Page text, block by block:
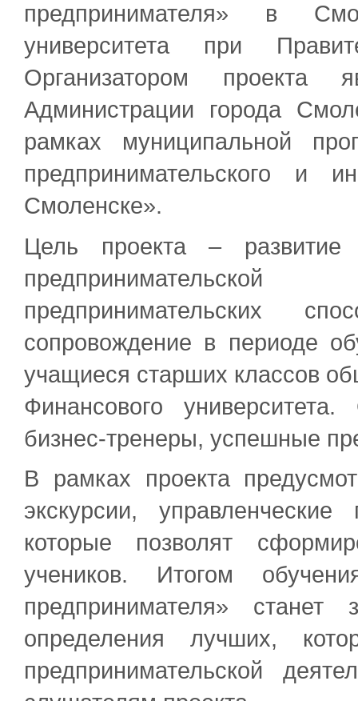
предпринимателя» в
университета при
Организатором проекта
Администрации города
рамках муниципальной
предпринимательского и
Смоленске».
Цель проекта – развитие
предпринимательских
сопровождение в периоде
учащиеся старших классов
Финансового
бизнес-тренеры, успешные
В рамках проекта
экскурсии,
которые позволят
учеников. Итогом
предпринимателя»
определения лучших,
предпринимательской